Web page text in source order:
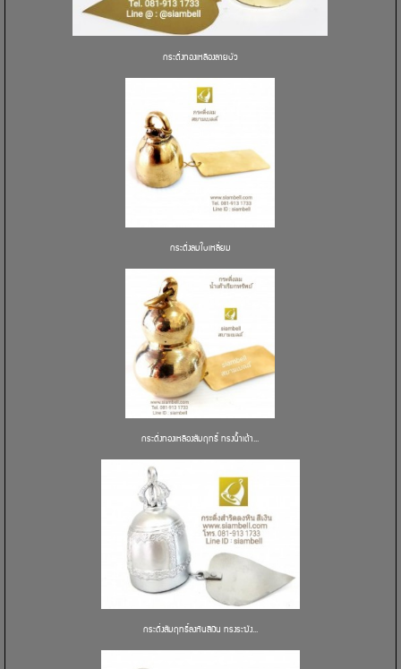
กระดิ่งทองเหลืองลายบัว
กระดิ่งลมใบเหลี่ยม
กระดิ่งทองเหลืองสัมฤทธิ์ ทรงน้ำเต้า...
กระดิ่งสัมฤทธิ์ลงหินสีเงิน ทรงระฆัง...